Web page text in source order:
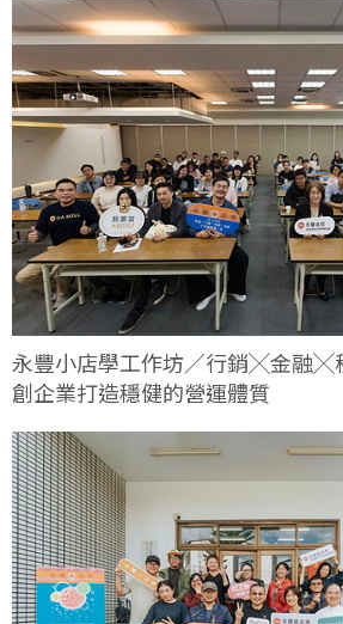
永豐小店學工作坊／行銷╳金融
創企業打造穩健的營運體質